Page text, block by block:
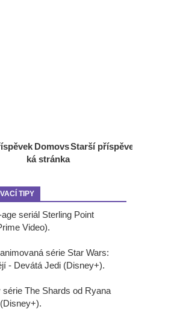
Starší příspěvek
Domovs
ká stránka
TIPY
seriál Sterling Point
Video).
série Star Wars:
- Devátá Jedi (Disney+).
The Shards od Ryana